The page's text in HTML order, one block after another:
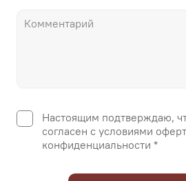
Настоящим подтверждаю,
согласен с условиями
конфиденциальности *